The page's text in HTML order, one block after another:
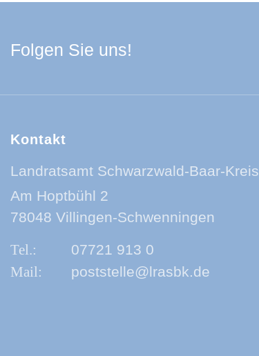
Folgen Sie uns!
Kontakt
Landratsamt Schwarzwald-Baar-Kreis
Am Hoptbühl 2
78048 Villingen-Schwenningen
07721 913 0
poststelle@lrasbk.de